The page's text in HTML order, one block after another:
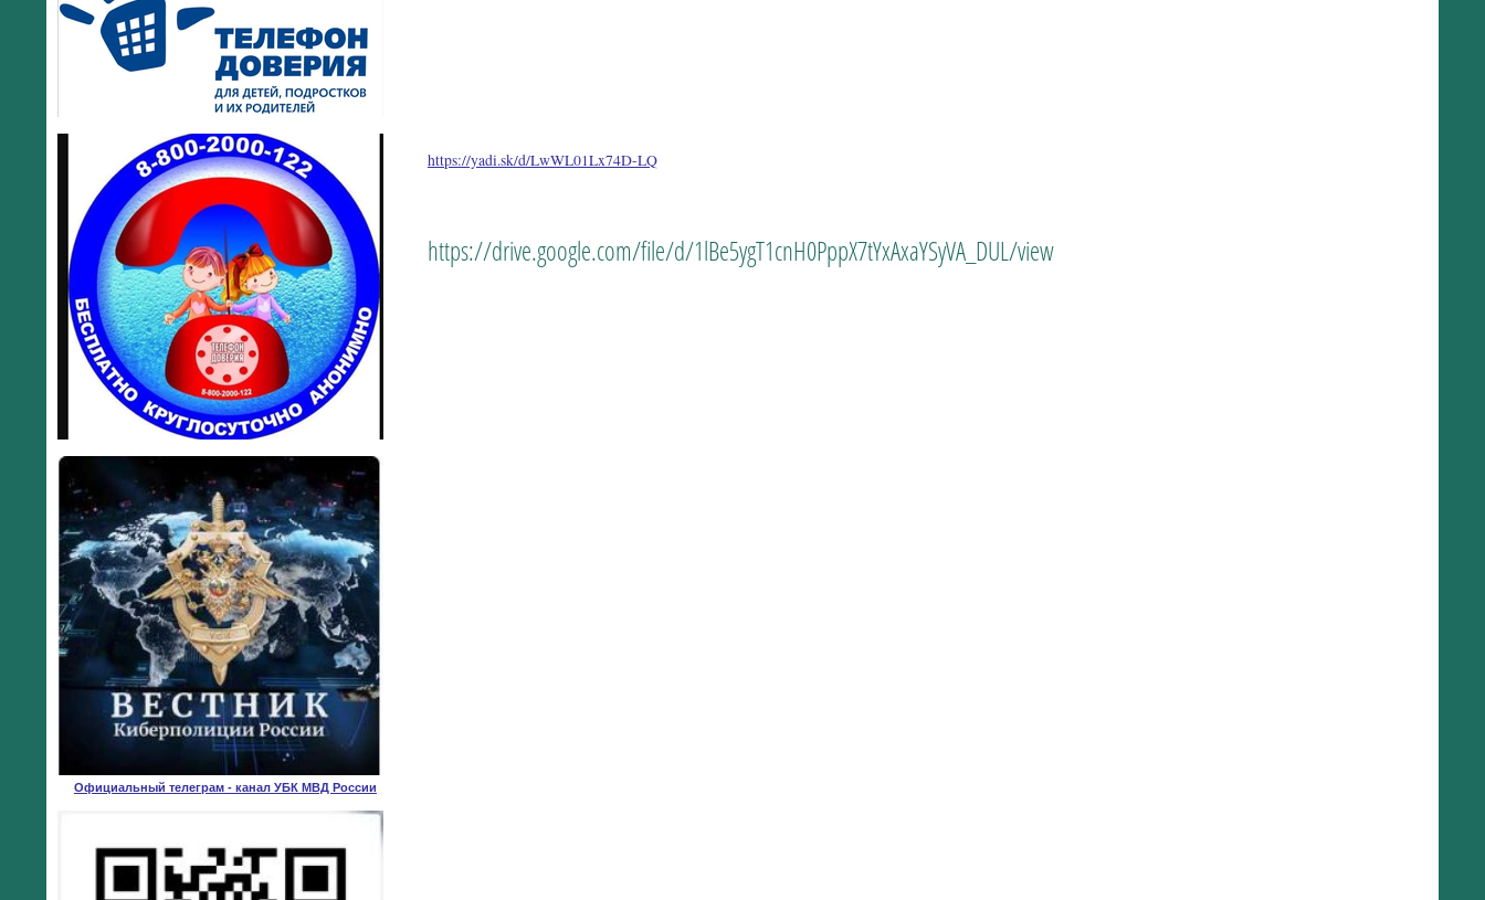
Официальный телеграм - канал УБК МВД России
https://yadi.sk/d/LwWL01Lx74D-LQ
https://drive.google.com/file/d/1lBe5ygT1cnH0PppX7tYxAxaYSyVA_DUL/view